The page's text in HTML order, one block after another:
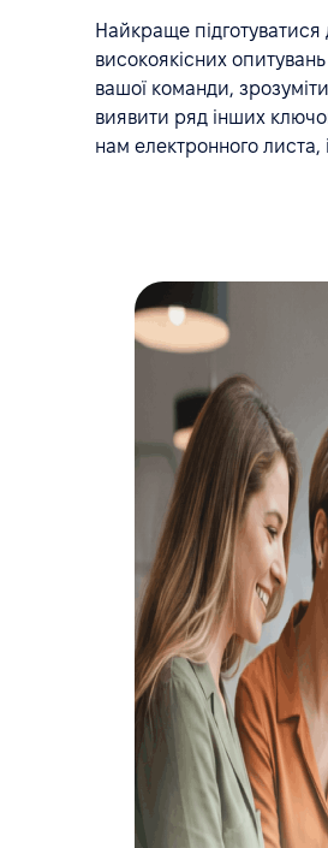
Найкраще
високоякісних
вашої команди,
виявити ряд інших
нам електронного листа,